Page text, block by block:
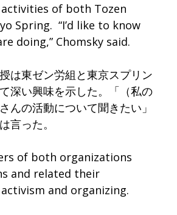
of both Tozen
Spring. “I’d like to know
doing,” Chomsky said.
は東ゼン労組と東京スプリン
深い興味を示した。「（私の
んの活動について聞きたい」
言った。
of both organizations
and related their
and organizing.